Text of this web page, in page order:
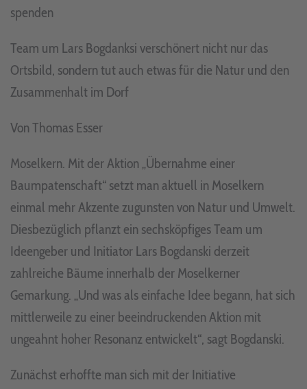
spenden
Team um Lars Bogdanksi verschönert nicht nur das
Ortsbild, sondern tut auch etwas für die Natur und den
Zusammenhalt im Dorf
Von Thomas Esser
Moselkern. Mit der Aktion „Übernahme einer
Baumpatenschaft“ setzt man aktuell in Moselkern
einmal mehr Akzente zugunsten von Natur und Umwelt.
Diesbezüglich pflanzt ein sechsköpfiges Team um
Ideengeber und Initiator Lars Bogdanski derzeit
zahlreiche Bäume innerhalb der Moselkerner
Gemarkung. „Und was als einfache Idee begann, hat sich
mittlerweile zu einer beeindruckenden Aktion mit
ungeahnt hoher Resonanz entwickelt“, sagt Bogdanski.
Zunächst erhoffte man sich mit der Initiative